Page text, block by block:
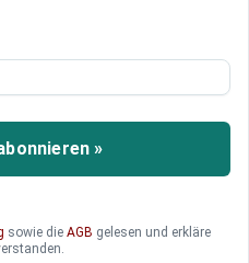
Arzberger
in New
darf nach 15
Die
Vorwurf des
»
sowie die AGB gelesen und erkläre